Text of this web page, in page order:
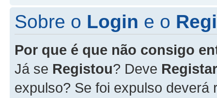
Sobre o Login e o
Por que é que não consigo
Já se Registou? Deve
expulso? Se foi expulso